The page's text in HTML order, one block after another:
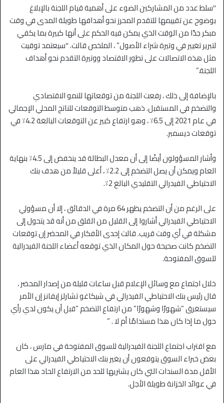
″سلط عدد من المشاركين الضوء على أهمية قيام اللجنة بالإبلاغ
بوضوح عن تقييمها للتقدم المحرز نحو أهدافها طويلة المدى في وقت
مبكر جدًا من الوقت الذي يمكن فيه الحكم على أنها كبيرة بما يكفي
لتبرير تغيير في وتيرة شراء الأصول” ، الملخص قالت. ″سيعتمد توقيت
مثل هذه الاتصالات على تطور الاقتصاد ووتيرة التقدم نحو أهداف
اللجنة.”
بالإضافة إلى ذلك ، رفعت اللجنة من توقعاتها للنمو الاقتصادي
والتضخم في المستقبل. ذهب متوسط ​​التوقعات للناتج المحلي الإجمالي
في عام 2021 إلى 6.5٪ ، وهو ارتفاع كبير عن التوقعات البالغة 4.2٪ في
توقعات ديسمبر.
وأشار المسؤولون أيضًا إلى أن معدل البطالة قد ينخفض ​​إلى 4.5٪ بنهاية
العام ويمكن أن يصل التضخم إلى 2.2٪ ، أعلى قليلاً من هدف بنك
الاحتياطي الفيدرالي التقليدي البالغ 2٪.
على الرغم من أن التضخم يظهر 64 مرة في الدقائق ، إلا أن مسؤولي
الاحتياطي الفيدرالي أشاروا إلى القليل من القلق من أنه قد يتحول إلى
مشكلة في أي وقت قريب. قالت إحدى الأفكار في المحضر إن توقعات
التضخم كانت صحيحة حول المكان الذي توقعه أعضاء اللجنة الفيدرالية
للسوق المفتوحة.
خلال اجتماع مع وسائل الإعلام قبل ساعات قليلة من إصدار المحضر ،
قال رئيس بنك الاحتياطي الفيدرالي في شيكاغو تشارلز إيفانز إن الأمر
سيستغرق ”شهورًا وشهورًا” من ارتفاع التضخم ”قبل أن يكون لدي رأي
حول ما إذا كان هذا مستدامًا أم لا . ”
مع اقتراب اجتماع اللجنة الفيدرالية للسوق المفتوحة في مارس ، كان
بعض خبراء السوق يتوقعون أن يغير بنك الاحتياطي الفيدرالي على
الأقل مدة السندات التي كان يشتريها للحد من الارتفاع الحاد هذا العام
في عوائد الخزانة طويلة الأجل.